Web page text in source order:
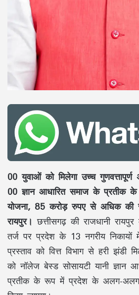
00 युवाओं को मिलेगा उच्च गुणवत्तापूर्ण
00 ज्ञान आधारित समाज के प्रतीक
योजना, 85 करोड़ रुपए से अधिक की
रायपुर। छत्तीसगढ़ की राजधानी
तर्ज पर प्रदेश के 13 नगरीय निकायों
प्रस्ताव को वित्त विभाग से हरी झंडी
को नॉलेज बेस्ड सोसायटी यानी ज्ञान
प्रतीक के रूप में प्रदेश के अलग-अलग